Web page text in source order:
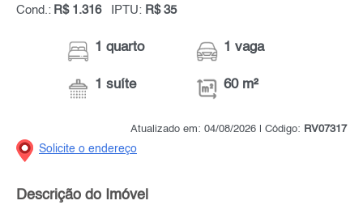
Cond.: R$ 1.316 IPTU: R$ 35
1 quarto
1 suíte
1 vaga
60 m²
Atualizado em: 04/08/2026 | Código: RV07317
Solicite o endereço
Descrição do Imóvel